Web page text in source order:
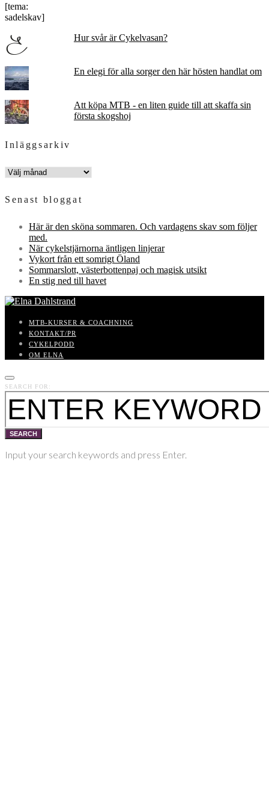
Hur svår är Cykelvasan?
En elegi för alla sorger den här hösten handlat om
Att köpa MTB - en liten guide till att skaffa sin
första skogshoj
Inläggsarkiv
INLÄGGSARKIV
Senast bloggat
Här är den sköna sommaren. Och vardagens skav som följer
med.
När cykelstjärnorna äntligen linjerar
Vykort från ett somrigt Öland
Sommarslott, västerbottenpaj och magisk utsikt
En stig ned till havet
MTB-KURSER & COACHNING
KONTAKT/PR
CYKELPODD
OM ELNA
SEARCH FOR:
SEARCH
Input your search keywords and press Enter.